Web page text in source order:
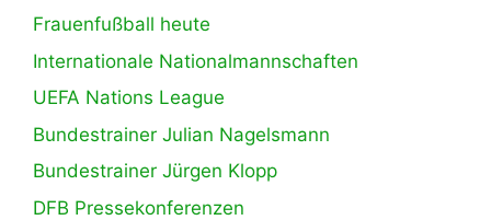
Frauenfußball heute
Internationale Nationalmannschaften
UEFA Nations League
Bundestrainer Julian Nagelsmann
Bundestrainer Jürgen Klopp
DFB Pressekonferenzen